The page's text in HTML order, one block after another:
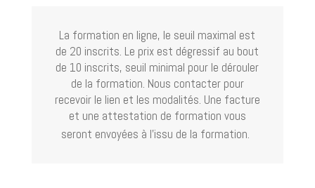
La formation en ligne, le seuil maximal est
de 20 inscrits. Le prix est dégressif au bout
de 10 inscrits, seuil minimal pour le dérouler
de la formation. Nous contacter pour
recevoir le lien et les modalités. Une facture
et une attestation de formation vous
seront envoyées à l’issu de la formation.